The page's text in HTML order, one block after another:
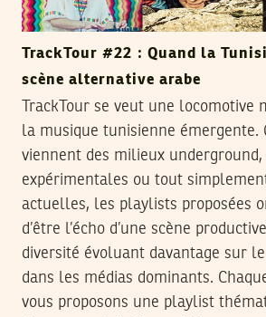
TrackTour #22 : Quand la
scène alternative arabe
TrackTour se veut une locomotive
la musique tunisienne émergente.
viennent des milieux
expérimentales ou tout
actuelles, les playlists proposées
d’être l’écho d’une scène
diversité évoluant davantage sur
dans les médias dominants.
vous proposons une playlist